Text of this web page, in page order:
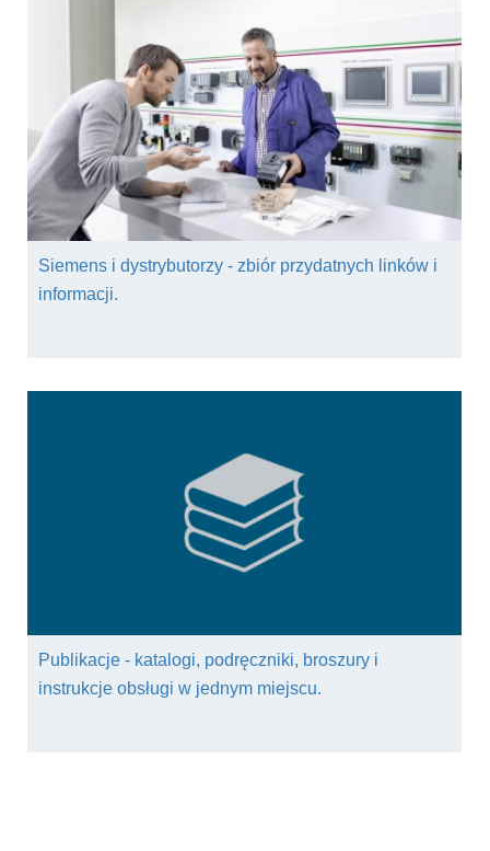
Siemens i dystrybutorzy - zbiór przydatnych linków i
informacji.
Publikacje - katalogi, podręczniki, broszury i
instrukcje obsługi w jednym miejscu.